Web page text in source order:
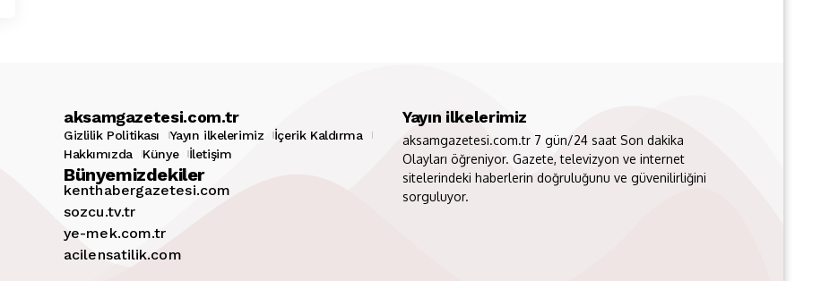
aksamgazetesi.com.tr
Gizlilik Politikası Yayın ilkelerimiz
İçerik Kaldırma
Hakkımızda
Künye İletişim
Bünyemizdekiler
kenthabergazetesi.com
sozcu.tv.tr
ye-mek.com.tr
acilensatilik.com
Yayın ilkelerimiz
aksamgazetesi.com.tr 7 gün/24 saat Son dakika
Olayları öğreniyor. Gazete, televizyon ve internet
sitelerindeki haberlerin doğruluğunu ve güvenilirliğini
sorguluyor.